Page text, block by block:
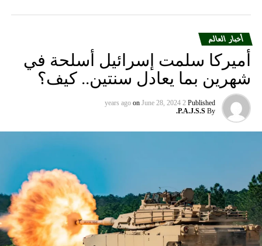
أخبار العالم
أميركا سلمت إسرائيل أسلحة في
شهرين بما يعادل سنتين.. كيف؟
Published
2 years ago
on June 28, 2024
By
P.A.J.S.S.